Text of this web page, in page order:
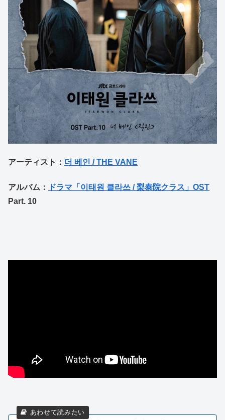
アーティスト： 더 베인 / THE VANE
アルバム：
ドラマ「이태원 클라쓰 / 梨泰院クラス」OST
Part. 10